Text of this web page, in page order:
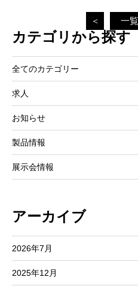
＜ 一
カテゴリから探す
全てのカテゴリー
求人
お知らせ
製品情報
展示会情報
アーカイブ
2026年7月
2025年12月